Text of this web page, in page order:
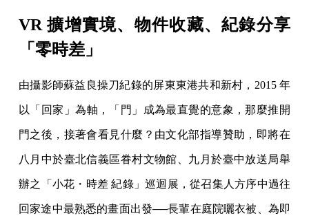
VR 擴增實境、物件收藏、紀錄分享
「零時差」
由攝影師蘇益良操刀紀錄的屏東東港共和新村，2015 年
以「回家 」為軸，「門」成為最直覺的意象，那麼推開
門之後，接著會看見什麼？由文化部指導贊助，即將在
八月中於臺北信義區眷村文物館、九 月於臺中放送局舉
辦之「小花・時差 紀錄」巡迴展，從召集人方序中過往
回家途中最熟悉的畫面出發──長輩在庭院曬衣被、為即